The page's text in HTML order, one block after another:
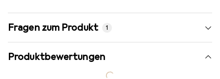
Fragen zum Produkt 1
Produktbewertungen